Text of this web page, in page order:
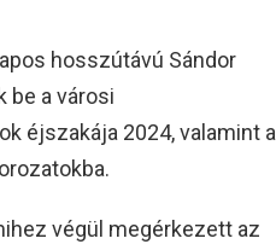
hosszútávú Sándor
be a városi
éjszakája 2024, valamint a
végül megérkezett az